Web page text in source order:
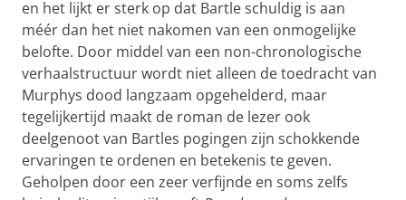
en het lijkt er sterk op dat Bartle schuldig is aan
méér dan het niet nakomen van een onmogelijke
belofte. Door middel van een non-chronologische
verhaalstructuur wordt niet alleen de toedracht van
Murphys dood langzaam opgehelderd, maar
tegelijkertijd maakt de roman de lezer ook
deelgenoot van Bartles pogingen zijn schokkende
ervaringen te ordenen en betekenis te geven.
Geholpen door een zeer verfijnde en soms zelfs